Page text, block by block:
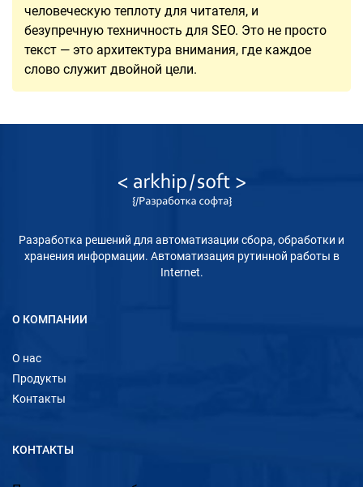
человеческую теплоту для читателя, и
безупречную техничность для SEO. Это не просто
текст — это архитектура внимания, где каждое
слово служит двойной цели.
Разработка решений для автоматизации сбора, обработки и
хранения информации. Автоматизация рутинной работы в
Internet.
О КОМПАНИИ
О нас
Продукты
Контакты
КОНТАКТЫ